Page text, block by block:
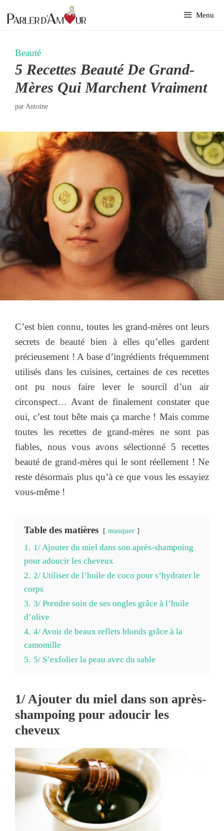
au
Menu
Beauté
5 Recettes Beauté De Grand-
Mères Qui Marchent Vraiment
par Antoine
C’est bien connu, toutes les grand-mères ont leurs
secrets de beauté bien à elles qu’elles gardent
précieusement ! A base d’ingrédients fréquemment
utilisés dans les cuisines, certaines de ces recettes
ont pu nous faire lever le sourcil d’un air
circonspect… Avant de finalement constater que
oui, c’est tout bête mais ça marche ! Mais comme
toutes les recettes de grand-mères ne sont pas
fiables, nous vous avons sélectionné 5 recettes
beauté de grand-mères qui le sont réellement ! Ne
reste désormais plus qu’à ce que vous les essayiez
vous-même !
Table des matières masquer
1. 1/ Ajouter du miel dans son après-shampoing
pour adoucir les cheveux
2. 2/ Utiliser de l’huile de coco pour s’hydrater le
corps
3. 3/ Prendre soin de ses ongles grâce à l’huile
d’olive
4. 4/ Avoir de beaux reflets blonds grâce à la
camomille
5. 5/ S’exfolier la peau avec du sable
1/ Ajouter du miel dans son après-
shampoing pour adoucir les
cheveux